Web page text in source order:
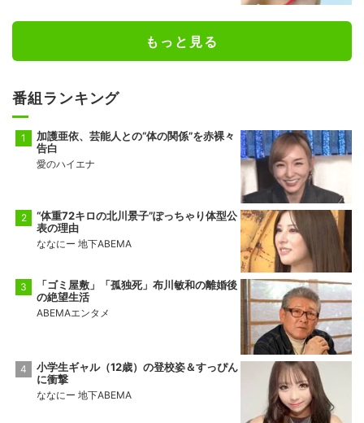
もっと見る
番組ランキング
加護亜依、芸能人との“体の関係”を赤裸々
告白
愛のハイエナ
“体重72キロの北川景子”ぽっちゃり体型公
表の理由
ななにー 地下ABEMA
「ゴミ屋敷」「孤独死」布川敏和の離婚後
の絶望生活
ABEMAエンタメ
小学生ギャル（12歳）の登校姿＆すっぴん
に衝撃
ななにー 地下ABEMA